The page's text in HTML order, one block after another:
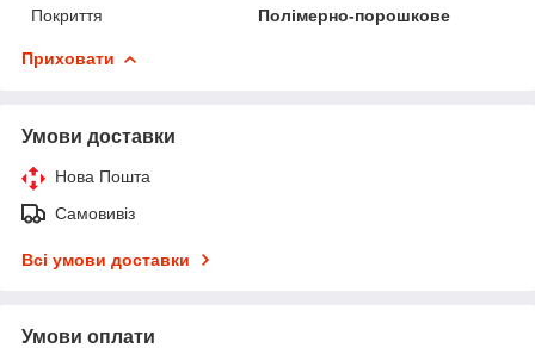
Покриття
Полімерно-порошкове
Приховати
Умови доставки
Нова Пошта
Самовивіз
Всі умови доставки
Умови оплати